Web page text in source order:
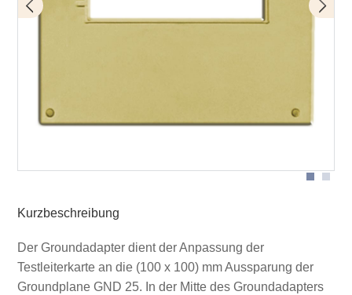
Kurzbeschreibung
Der Groundadapter dient der Anpassung der
Testleiterkarte an die (100 x 100) mm Aussparung der
Groundplane GND 25. In der Mitte des Groundadapters